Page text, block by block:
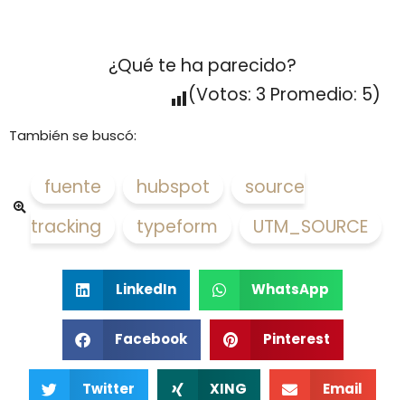
¿Qué te ha parecido?
(Votos: 3 Promedio: 5)
También se buscó:
fuente hubspot
source
tracking
typeform UTM_SOURCE
LinkedIn WhatsApp
Facebook Pinterest
Twitter XING Email